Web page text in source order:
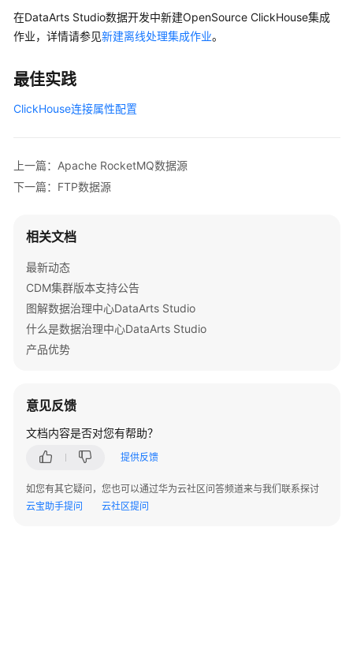
数
据
MongoDB
据
Redis
数
据
源
OpenSource
数
据
在DataArts Studio数据开发中新建OpenSource ClickHouse集成
作业，详情请参见新建离线处理集成作业。
最佳实践
ClickHouse连接属性配置
上一篇：Apache RocketMQ数据源
下一篇：FTP数据源
相关文档
最新动态
CDM集群版本支持公告
图解数据治理中心DataArts Studio
什么是数据治理中心DataArts Studio
产品优势
意见反馈
文档内容是否对您有帮助？
提供反馈
如您有其它疑问，您也可以通过华为云社区问答频道来与我们联系探讨
云宝助手提问
云社区提问